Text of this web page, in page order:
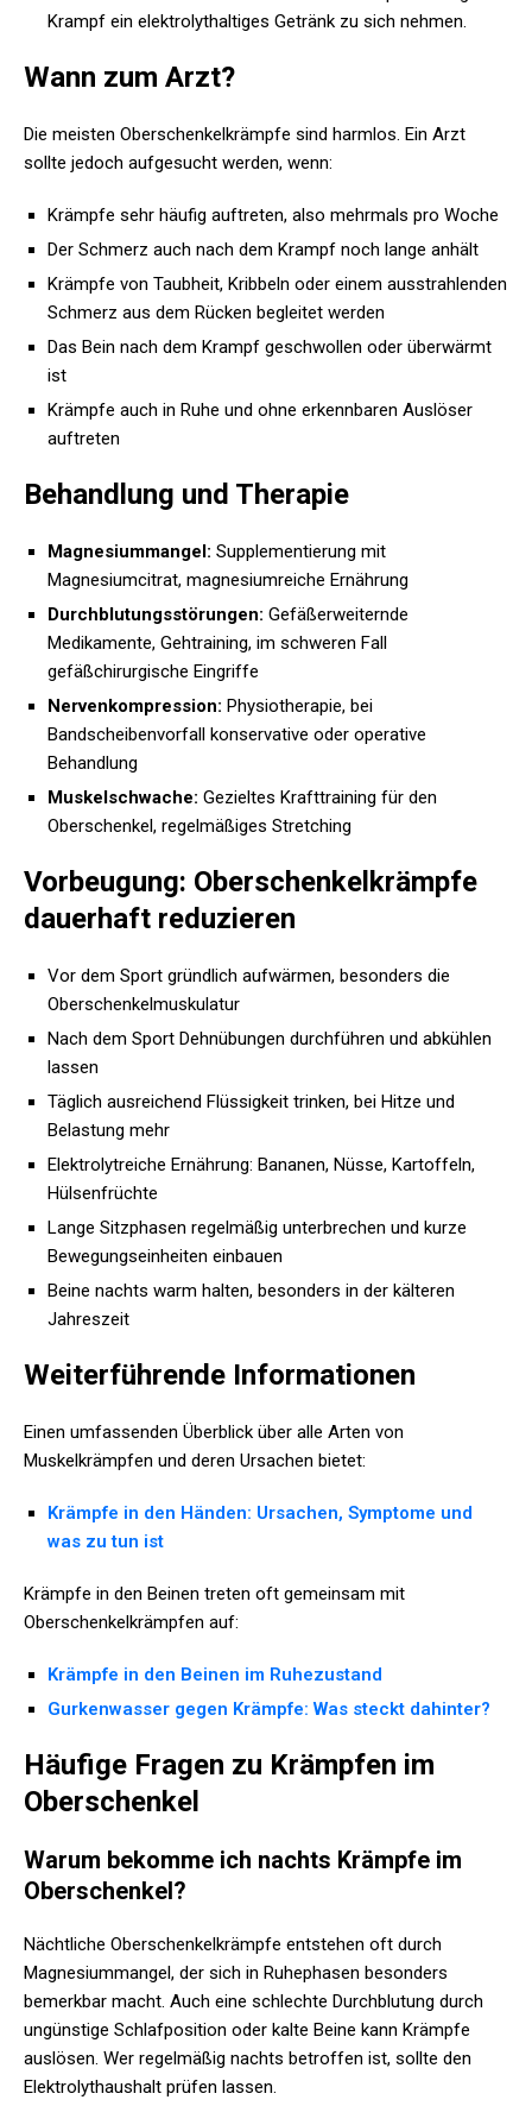
Krampf ein elektrolythaltiges Getränk zu sich nehmen.
Wann zum Arzt?
Die meisten Oberschenkelkrämpfe sind harmlos. Ein Arzt
sollte jedoch aufgesucht werden, wenn:
Krämpfe sehr häufig auftreten, also mehrmals pro Woche
Der Schmerz auch nach dem Krampf noch lange anhält
Krämpfe von Taubheit, Kribbeln oder einem ausstrahlenden
Schmerz aus dem Rücken begleitet werden
Das Bein nach dem Krampf geschwollen oder überwärmt
ist
Krämpfe auch in Ruhe und ohne erkennbaren Auslöser
auftreten
Behandlung und Therapie
Magnesiummangel: Supplementierung mit
Magnesiumcitrat, magnesiumreiche Ernährung
Durchblutungsstörungen: Gefäßerweiternde
Medikamente, Gehtraining, im schweren Fall
gefäßchirurgische Eingriffe
Nervenkompression: Physiotherapie, bei
Bandscheibenvorfall konservative oder operative
Behandlung
Muskelschwache: Gezieltes Krafttraining für den
Oberschenkel, regelmäßiges Stretching
Vorbeugung: Oberschenkelkrämpfe
dauerhaft reduzieren
Vor dem Sport gründlich aufwärmen, besonders die
Oberschenkelmuskulatur
Nach dem Sport Dehnübungen durchführen und abkühlen
lassen
Täglich ausreichend Flüssigkeit trinken, bei Hitze und
Belastung mehr
Elektrolytreiche Ernährung: Bananen, Nüsse, Kartoffeln,
Hülsenfrüchte
Lange Sitzphasen regelmäßig unterbrechen und kurze
Bewegungseinheiten einbauen
Beine nachts warm halten, besonders in der kälteren
Jahreszeit
Weiterführende Informationen
Einen umfassenden Überblick über alle Arten von
Muskelkrämpfen und deren Ursachen bietet:
Krämpfe in den Händen: Ursachen, Symptome und
was zu tun ist
Krämpfe in den Beinen treten oft gemeinsam mit
Oberschenkelkrämpfen auf:
Krämpfe in den Beinen im Ruhezustand
Gurkenwasser gegen Krämpfe: Was steckt dahinter?
Häufige Fragen zu Krämpfen im
Oberschenkel
Warum bekomme ich nachts Krämpfe im
Oberschenkel?
Nächtliche Oberschenkelkrämpfe entstehen oft durch
Magnesiummangel, der sich in Ruhephasen besonders
bemerkbar macht. Auch eine schlechte Durchblutung durch
ungünstige Schlafposition oder kalte Beine kann Krämpfe
auslösen. Wer regelmäßig nachts betroffen ist, sollte den
Elektrolythaushalt prüfen lassen.